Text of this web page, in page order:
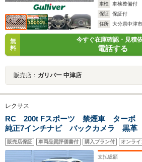
車検
車検整備付
保証
保証付
住所
大分県中津市
無
料
今すぐ在庫確認・見積
電話する
販売店： ガリバー 中津店
レクサス
RC 200t Fスポーツ 禁煙車 ターボ
純正7インチナビ バックカメラ 黒
シートベンチレーション 角型LEDヘ
クラッシュ 純正19インチAW 革巻き
ドルシフト
販売店保証 車両品質評価書付 購入プラン付 オンライ
支払総額